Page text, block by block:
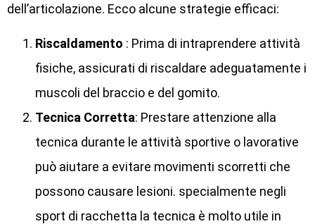
dell’articolazione. Ecco alcune strategie efficaci:
Riscaldamento : Prima di intraprendere attività
fisiche, assicurati di riscaldare adeguatamente i
muscoli del braccio e del gomito.
Tecnica Corretta: Prestare attenzione alla
tecnica durante le attività sportive o lavorative
può aiutare a evitare movimenti scorretti che
possono causare lesioni. specialmente negli
sport di racchetta la tecnica è molto utile in